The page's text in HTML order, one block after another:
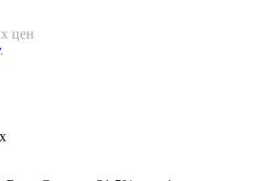
цен
.